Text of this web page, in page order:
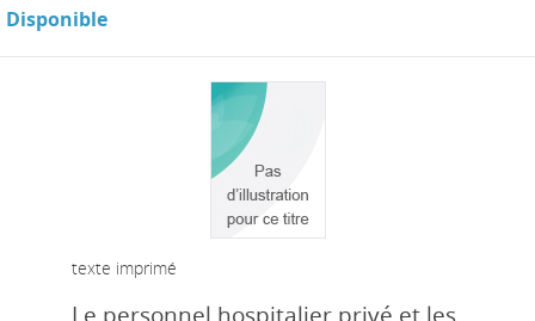
Disponible
texte imprimé